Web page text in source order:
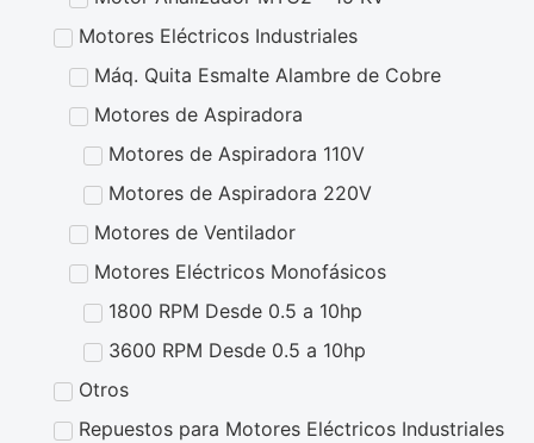
Motores Eléctricos Industriales
Máq. Quita Esmalte Alambre de Cobre
Motores de Aspiradora
Motores de Aspiradora 110V
Motores de Aspiradora 220V
Motores de Ventilador
Motores Eléctricos Monofásicos
1800 RPM Desde 0.5 a 10hp
3600 RPM Desde 0.5 a 10hp
Otros
Repuestos para Motores Eléctricos Industriales